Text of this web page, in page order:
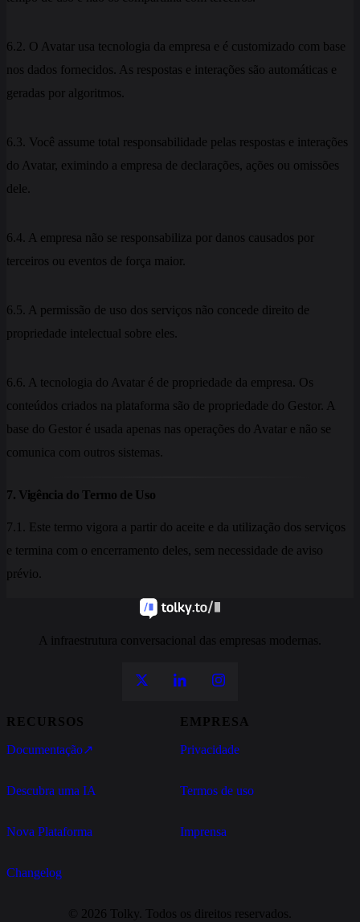
6.2. O Avatar usa tecnologia da empresa e é customizado com base
nos dados fornecidos. As respostas e interações são automáticas e
geradas por algoritmos.
6.3. Você assume total responsabilidade pelas respostas e interações
do Avatar, eximindo a empresa de declarações, ações ou omissões
dele.
6.4. A empresa não se responsabiliza por danos causados por
terceiros ou eventos de força maior.
6.5. A permissão de uso dos serviços não concede direito de
propriedade intelectual sobre eles.
6.6. A tecnologia do Avatar é de propriedade da empresa. Os
conteúdos criados na plataforma são de propriedade do Gestor. A
base do Gestor é usada apenas nas operações do Avatar e não se
comunica com outros sistemas.
7. Vigência do Termo de Uso
7.1. Este termo vigora a partir do aceite e da utilização dos serviços
e termina com o encerramento deles, sem necessidade de aviso
prévio.
A infraestrutura conversacional das empresas modernas.
RECURSOS
Documentação↗
Descubra uma IA
Nova Plataforma
Changelog
EMPRESA
Privacidade
Termos de uso
Imprensa
© 2026 Tolky. Todos os direitos reservados.